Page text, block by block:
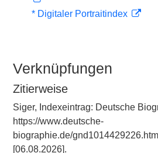
* Digitaler Portraitindex
Verknüpfungen
Zitierweise
Siger, Indexeintrag: Deutsche
https://www.deutsche-
biographie.de/
[06.08.2026].